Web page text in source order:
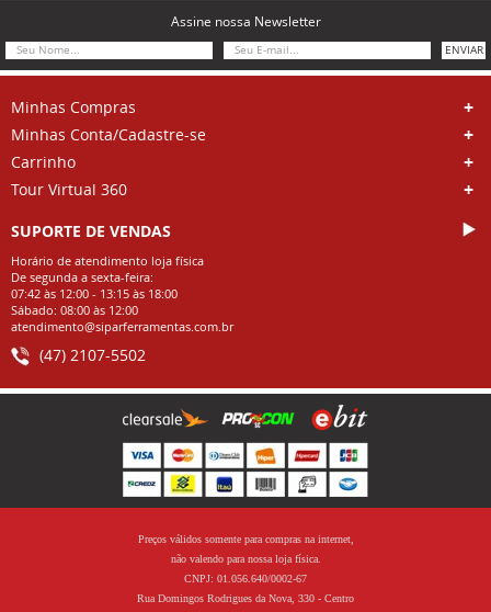
Assine nossa Newsletter
ENVIAR
Minhas Compras
Minhas Conta/Cadastre-se
Carrinho
Tour Virtual 360
SUPORTE DE VENDAS
Horário de atendimento loja física
De segunda a sexta-feira:
07:42 às 12:00 - 13:15 às 18:00
Sábado: 08:00 às 12:00
atendimento@siparferramentas.com.br
(47) 2107-5502
Preços válidos somente para compras na internet,
não valendo para nossa loja física.
CNPJ: 01.056.640/0002-67
Rua Domingos Rodrigues da Nova, 330 - Centro